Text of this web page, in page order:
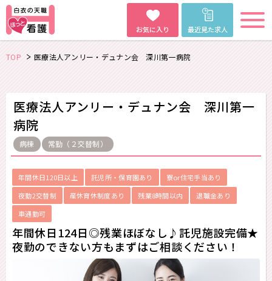
お気に入り 最近見た求人
TOP 医療法人アンリー・デュナン会 深川第一病院
医療法人アンリー・デュナン会 深川第一
病院
病棟 常勤（２交替制）
年間休日120日以上 託児所・保育園あり
寮or住宅手当あり
夜勤2交替制
産休育休制度あり 残業8時間以内
退職金あり
車通勤可
年間休日124日◎残業ほぼなし♪託児施設完備★
夜勤のできない方もまずはご相談ください！